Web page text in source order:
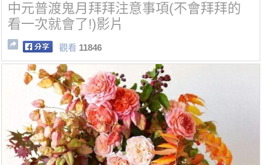
中元普渡鬼月拜拜注意事項(不會拜拜的
看一次就會了!)影片
觀看 11846